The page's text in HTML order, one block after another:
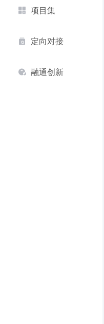
项目集
定向对接
融通创新